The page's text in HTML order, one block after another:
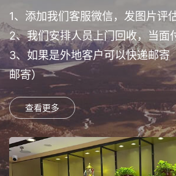
1、添加我们客服微信，发图片评
2、我们安排人员上门回收，当面
3、如果是外地客户可以快递邮寄
邮寄）
查看更多